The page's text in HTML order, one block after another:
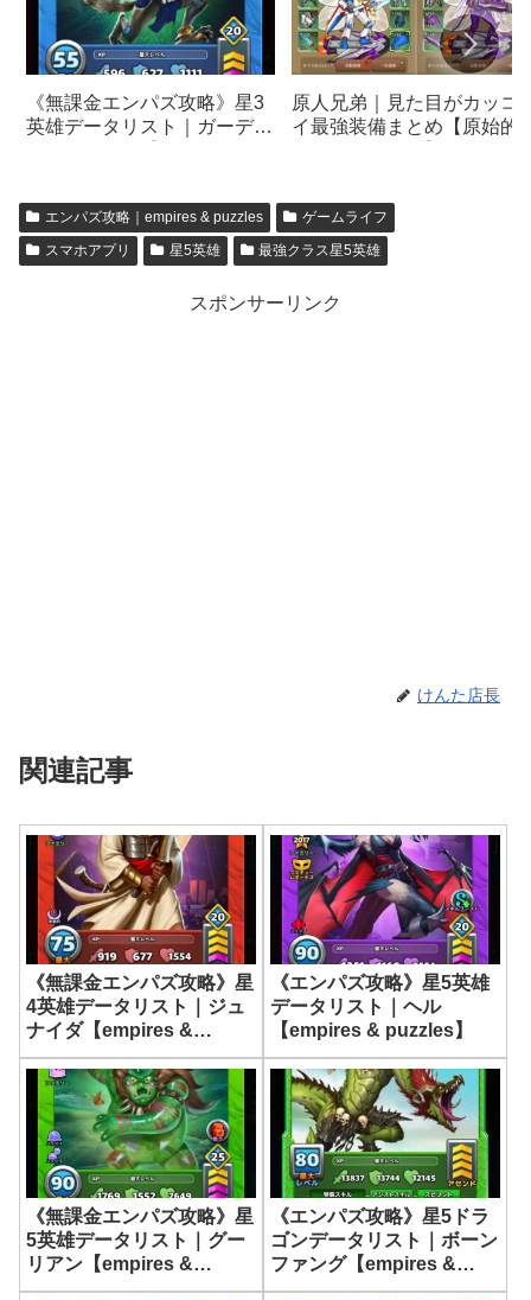
《無課金エンパズ攻略》星3
英雄データリスト｜ガーディ
原人兄弟｜見た目がカッコ
イ最強装備まとめ【原始的
エンパズ攻略｜empires & puzzles
ゲームライフ
スマホアプリ
星5英雄 最強クラス星5英雄
スポンサーリンク
けんた店長
関連記事
《無課金エンパズ攻略》星
4英雄データリスト｜ジュ
ナイダ【empires &
puzzles】
《エンパズ攻略》星5英雄
データリスト｜ヘル
【empires & puzzles】
《無課金エンパズ攻略》星
5英雄データリスト｜グー
リアン【empires &
puzzles】
《エンパズ攻略》星5ドラ
ゴンデータリスト｜ボーン
ファング【empires &
puzzles】